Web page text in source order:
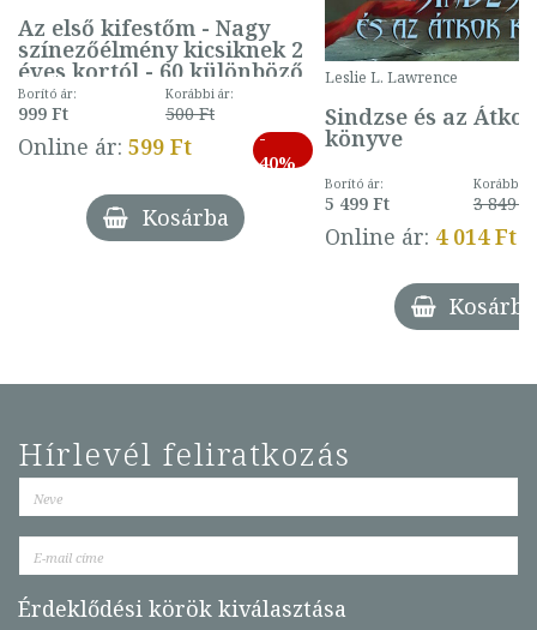
Az első kifestőm - Nagy
színezőélmény kicsiknek 2
éves kortól - 60 különböző
mintával (gombás)
Borító ár:
999 Ft
Korábbi ár:
500 Ft
Online ár: 599 Ft
-
40%
Kosárba
Leslie L. Lawrence
Sindzse és az Átkok
könyve
Borító ár:
5 499 Ft
Korábbi
3 849 Ft
Online ár: 4 014 Ft
Kosárba
Hírlevél feliratkozás
Érdeklődési körök kiválasztása